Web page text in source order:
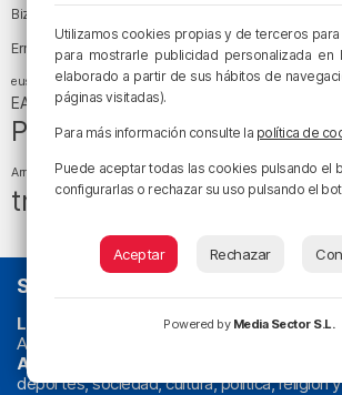
Bizkaia
Diócesis de Bilbao
Ernesto Valverde Ertzaintza Euskadi
euskera fiestas fútbol Gobierno vasco juanma
EA Sports Liga Endesa
Política religión San Mamés sociedad
Arriaga tiempotiempo
tráfico en Bizkaia
SOBRE NOSOTROS
La radio sin cadenas. Desde 1960 haciendo
Actualidad y
Athletic
deportes, sociedad, cultura, política, religión
Utilizamos cookies propias y de terceros para
para mostrarle publicidad personalizada
elaborado a partir de sus hábitos de
páginas visitadas).
Para más información consulte la política de
Puede aceptar todas las cookies pulsando el
configurarlas o rechazar su uso pulsando el
Aceptar Rechazar
Powered by Media Sector S.L.